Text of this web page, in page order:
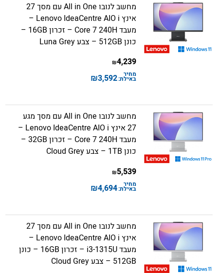
מחשב לנובו All in One עם מסך 27
אינץ Lenovo IdeaCentre AIO i –
מעבד Core 7 240H – זכרון 16GB –
כונן 512GB – צבע Luna Grey
4,239
₪
מחיר
באילת:3,592
₪
מחשב לנובו All in One עם מסך מגע
27 אינץ Lenovo IdeaCentre AIO i –
מעבד Core 7 240H – זכרון 32GB –
כונן 1TB – צבע Cloud Grey
5,539
₪
מחיר
באילת:4,694
₪
מחשב לנובו All in One עם מסך 27
אינץ Lenovo IdeaCentre AIO i –
מעבד i3-1315U – זכרון 16GB – כונן
512GB – צבע Cloud Grey